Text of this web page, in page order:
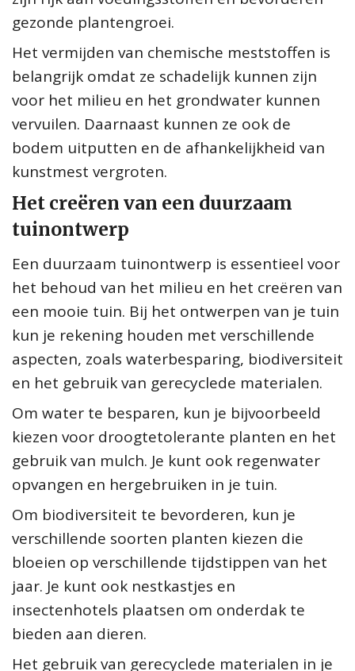
gezonde plantengroei.
Het vermijden van chemische meststoffen is
belangrijk omdat ze schadelijk kunnen zijn
voor het milieu en het grondwater kunnen
vervuilen. Daarnaast kunnen ze ook de
bodem uitputten en de afhankelijkheid van
kunstmest vergroten.
Het creëren van een duurzaam
tuinontwerp
Een duurzaam tuinontwerp is essentieel voor
het behoud van het milieu en het creëren van
een mooie tuin. Bij het ontwerpen van je tuin
kun je rekening houden met verschillende
aspecten, zoals waterbesparing, biodiversiteit
en het gebruik van gerecyclede materialen.
Om water te besparen, kun je bijvoorbeeld
kiezen voor droogtetolerante planten en het
gebruik van mulch. Je kunt ook regenwater
opvangen en hergebruiken in je tuin.
Om biodiversiteit te bevorderen, kun je
verschillende soorten planten kiezen die
bloeien op verschillende tijdstippen van het
jaar. Je kunt ook nestkastjes en
insectenhotels plaatsen om onderdak te
bieden aan dieren.
Het gebruik van gerecyclede materialen in je